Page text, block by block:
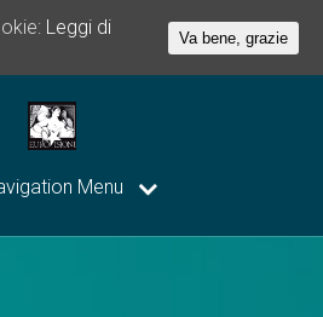
Menu
Leggi di
Va bene, grazie